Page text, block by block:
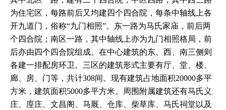
为住宅区，每路前后又均建四个四合院，每条中轴线上各
开九道门，俗称“九门相照”。东一路为马氏家庙，前后两
个四合院；南区一路，其中轴线上亦为九门相照格局，前
后亦由四个四合院组成。在中心建筑的东、西、南三侧则
各建一排配房环卫。三区的建筑形式主要有厅、堂、楼、
廊、房、门等，共计308间。现有建筑占地面积20000多平
方米，建筑面积5000多平方米。周围附属建筑还有马氏义
庄、庢庄、文昌阁、马厩、仓库、柴草库、马氏祠堂以及